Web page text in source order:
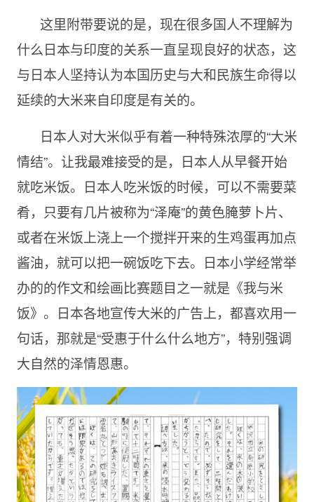
这里附带要说的是，现在很多国人不理解为
什么日本与印度的关系一直呈现良好的状态，这
与日本人坚持认为本国历史与大和民族生命得以
延续的大米来自印度是有关的。
日本人对大米似乎有着一种特殊浓厚的“大米
情结”。让我最难接受的是，日本人从早餐开始
就吃米饭。日本人吃米饭的时候，可以不需要菜
肴，只要有几片被称为“泽庵”的黄色腌萝卜片、
或者在米饭上浇上一个搅拌开来的生鸡蛋再加点
酱油，就可以把一碗饭吃下去。日本小学经常举
办的的作文和绘画比赛题目之一就是《我与米
饭》。日本各地宣传大米的广告上，都喜欢用一
句话，那就是“受惠于什么什么地方”，特别强调
大自然的泽情恩惠。